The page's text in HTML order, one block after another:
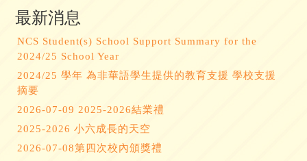
家長教師會
校友會
最新消息
NCS Student(s) School Support Summary for the
2024/25 School Year
2024/25 學年 為非華語學生提供的教育支援 學校支援
摘要
2026-07-09 2025-2026結業禮
2025-2026 小六成長的天空
2026-07-08第四次校內頒獎禮